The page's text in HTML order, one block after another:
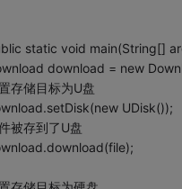
static void main(String[]
download = new
存储目标为U盘
UDisk());
被存到了U盘